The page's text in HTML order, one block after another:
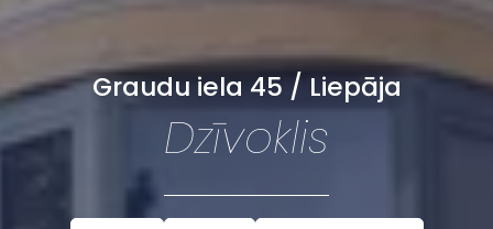
Graudu iela 45 / Liepāja
Dzīvoklis